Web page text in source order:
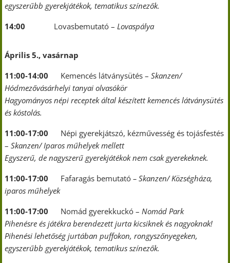
egyszerűbb gyerekjátékok, tematikus színezők.
14:00 Lovasbemutató –Lovaspálya
Április 5., vasárnap
11:00-14:00 Kemencés látványsütés –Skanzen/
Hódmezővásárhelyi tanyai olvasókör
Hagyományos népi receptek által készített kemencés látványsütés
és kóstolás.
11:00-17:00 Népi gyerekjátszó, kézművesség és tojásfestés
–Skanzen/ Iparos műhelyek mellett
Egyszerű, de nagyszerű gyerekjátékok nem csak gyerekeknek.
11:00-17:00 Fafaragás bemutató – Skanzen/ Községháza,
iparos műhelyek
11:00-17:00 Nomád gyerekkuckó –Nomád Park
Pihenésre és játékra berendezett jurta kicsiknek és nagyoknak!
Pihenési lehetőség jurtában puffokon, rongyszőnyegeken,
egyszerűbb gyerekjátékok, tematikus színezők.